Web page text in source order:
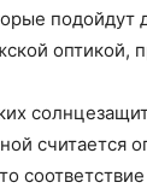
оптикой,
считается